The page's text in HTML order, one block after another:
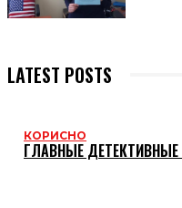
LATEST POSTS
КОРИСНО
ГЛАВНЫЕ